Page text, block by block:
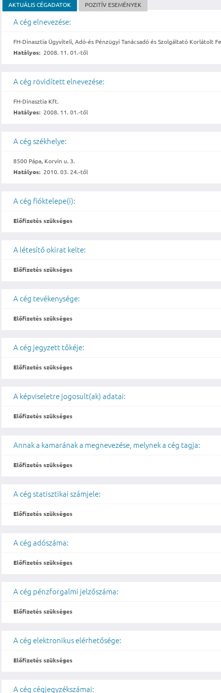
AKTUÁLIS CÉGADATOK POZITÍV ESEMÉNYEK
A cég elnevezése:
FH-Dinasztia Ügyviteli, Adó-és Pénzügyi Tanácsadó és Szolgáltató Korlátolt
Hatályos: 2008. 11. 01.-től
A cég rövidített elnevezése:
FH-Dinasztia Kft.
Hatályos: 2008. 11. 01.-től
A cég székhelye:
8500 Pápa, Korvin u. 3.
Hatályos: 2010. 03. 24.-től
A cég fióktelepe(i):
Előfizetés szükséges
A létesítő okirat kelte:
Előfizetés szükséges
A cég tevékenysége:
Előfizetés szükséges
A cég jegyzett tőkéje:
Előfizetés szükséges
A képviseletre jogosult(ak) adatai:
Előfizetés szükséges
Annak a kamarának a megnevezése, melynek a cég tagja:
Előfizetés szükséges
A cég statisztikai számjele:
Előfizetés szükséges
A cég adószáma:
Előfizetés szükséges
A cég pénzforgalmi jelzőszáma:
Előfizetés szükséges
A cég elektronikus elérhetősége:
Előfizetés szükséges
A cég cégjegyzékszámai: